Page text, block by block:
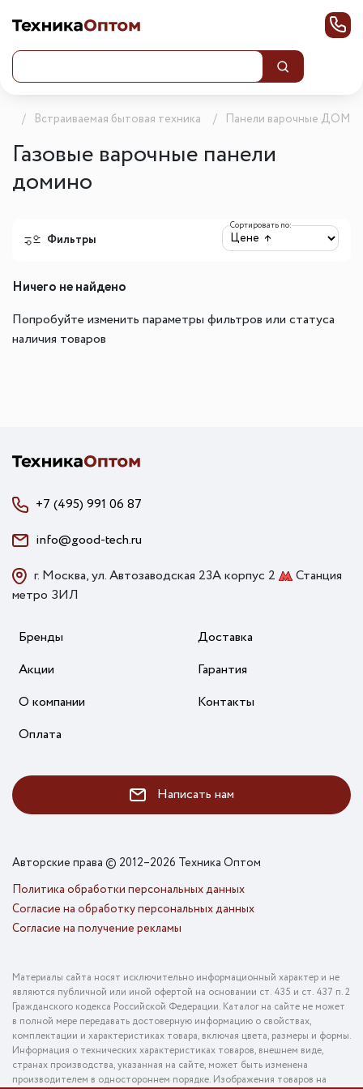
Встраиваемая бытовая техника Панели варочные
Газовые варочные панели
домино
Фильтры
Сортировать по:
Ничего не найдено
Попробуйте изменить параметры фильтров или статуса
наличия товаров
+7 (495) 991 06 87
info@good-tech.ru
г. Москва, ул. Автозаводская 23А корпус 2
Станция
метро ЗИЛ
Бренды
Акции
О компании
Оплата
Доставка
Гарантия
Контакты
Написать нам
Авторские права © 2012–2026 Техника Оптом
Политика обработки персональных данных
Согласие на обработку персональных данных
Согласие на получение рекламы
Материалы сайта носят исключительно информационный характер и не
являются публичной или иной офертой на основании ст. 435 и ст. 437 п. 2
Гражданского кодекса Российской Федерации. Каталог на сайте не может
в полной мере передавать достоверную информацию о свойствах,
комплектации и характеристиках товара, включая цвета, размеры и формы.
Информация о технических характеристиках товаров, внешнем виде,
странах производства, указанная на сайте, может быть изменена
производителем в одностороннем порядке. Изображения товаров на